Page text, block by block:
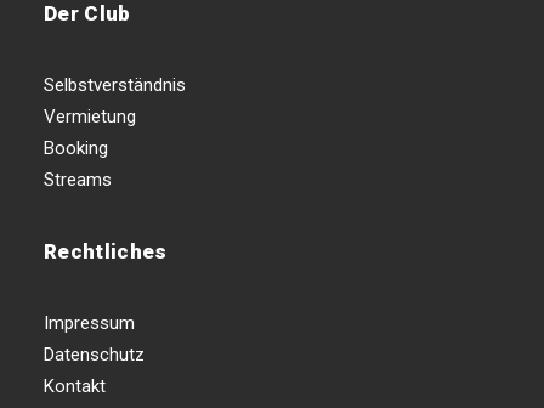
Der Club
Selbstverständnis
Vermietung
Booking
Streams
Rechtliches
Impressum
Datenschutz
Kontakt